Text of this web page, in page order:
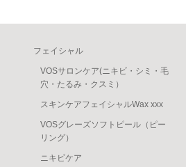
フェイシャル
VOSサロンケア(ニキビ・シミ・毛
穴・たるみ・クスミ）
スキンケアフェイシャルWax xxx
VOSグレーズソフトピール（ピー
リング）
ニキビケア